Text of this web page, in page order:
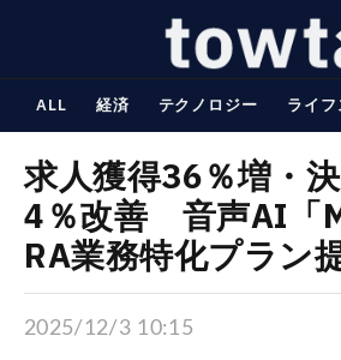
ALL 経済 テクノロジー ライ
求人獲得36％増・
4％改善 音声AI「
RA業務特化プラン
2025/12/3 10:15